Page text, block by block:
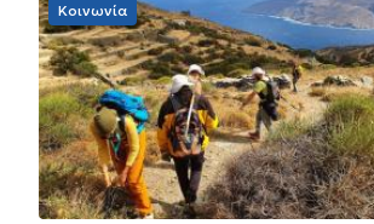
Κοινωνία